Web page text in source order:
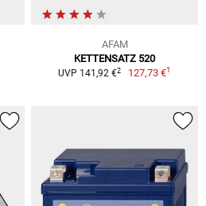
AFAM
KETTENSATZ 520
UVP 141,92 €2 127,73 €1